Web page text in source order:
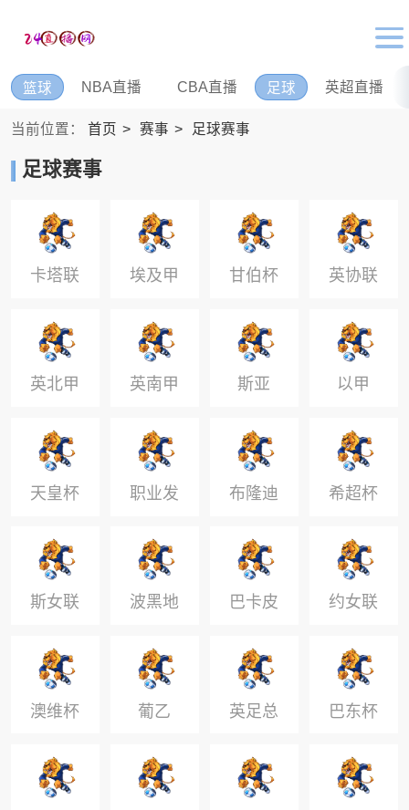
篮球 NBA直播 CBA直播 足球 英超直播
当前位置： 首页 赛事 足球赛事
足球赛事
卡塔联 埃及甲 甘伯杯 英协联
杯
英北甲 英南甲 斯亚
U19
以甲
天皇杯 职业发
展联赛
布隆迪
联
希超杯
斯女联 波黑地
区
巴卡皮
乙
约女联
澳维杯 葡乙 英足总
杯
巴东杯
U20